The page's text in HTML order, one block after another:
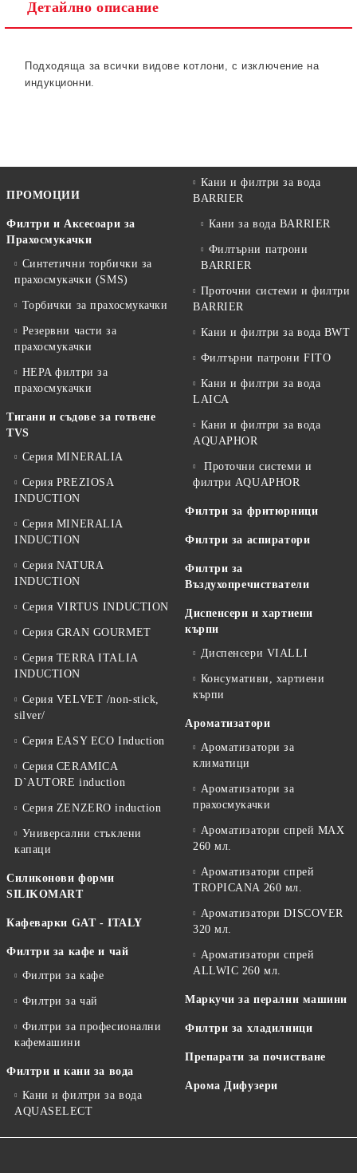
Ние ще се свържем с вас в рамките на работния ден.
Детайлно описание
Подходяща за всички видове котлони, с изключение на
индукционни.
ПРОМОЦИИ
Филтри и Аксесоари за
Прахосмукачки
Синтетични торбички за
прахосмукачки (SMS)
Торбички за прахосмукачки
Резервни части за
прахосмукачки
HEPA филтри за
прахосмукачки
Тигани и съдове за готвене
TVS
Серия MINERALIA
Серия PREZIOSA
INDUCTION
Серия MINERALIA
INDUCTION
Серия NATURA
INDUCTION
Серия VIRTUS INDUCTION
Серия GRAN GOURMET
Серия TERRA ITALIA
INDUCTION
Серия VELVET /non-stick,
silver/
Серия EASY ECO Induction
Серия CERAMICA
D`AUTORE induction
Серия ZENZERO induction
Универсални стъклени
капаци
Силиконови форми
SILIKOMART
Кафеварки GAT - ITALY
Филтри за кафе и чай
Филтри за кафе
Филтри за чай
Филтри за професионални
кафемашини
Филтри и кани за вода
Кани и филтри за вода
AQUASELECT
Кани и филтри за вода
BARRIER
Кани за вода BARRIER
Филтърни патрони
BARRIER
Проточни системи и филтри
BARRIER
Кани и филтри за вода BWT
Филтърни патрони FITO
Кани и филтри за вода
LAICA
Кани и филтри за вода
AQUAPHOR
Проточни системи и
филтри AQUAPHOR
Филтри за фритюрници
Филтри за аспиратори
Филтри за
Въздухопречистватели
Диспенсери и хартиени
кърпи
Диспенсери VIALLI
Консумативи, хартиени
кърпи
Ароматизатори
Ароматизатори за
климатици
Ароматизатори за
прахосмукачки
Ароматизатори спрей MAX
260 мл.
Ароматизатори спрей
TROPICANA 260 мл.
Ароматизатори DISCOVER
320 мл.
Ароматизатори спрей
ALLWIC 260 мл.
Маркучи за перални машини
Филтри за хладилници
Препарати за почистване
Арома Дифузери